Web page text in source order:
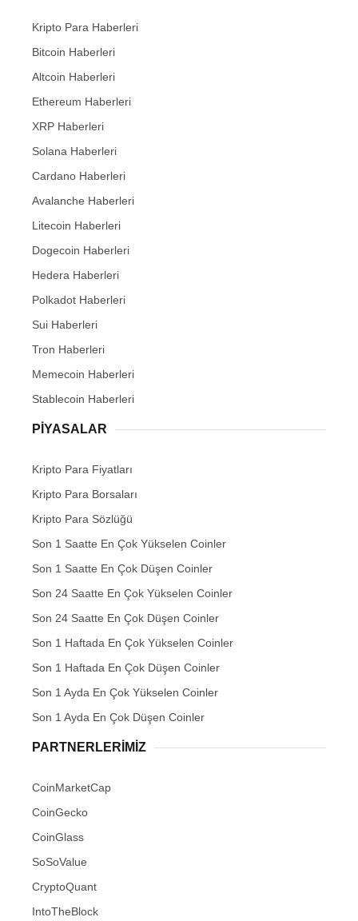
Kripto Para Haberleri
Bitcoin Haberleri
Altcoin Haberleri
Ethereum Haberleri
XRP Haberleri
Solana Haberleri
Cardano Haberleri
Avalanche Haberleri
Litecoin Haberleri
Dogecoin Haberleri
Hedera Haberleri
Polkadot Haberleri
Sui Haberleri
Tron Haberleri
Memecoin Haberleri
Stablecoin Haberleri
PIYASALAR
Kripto Para Fiyatları
Kripto Para Borsaları
Kripto Para Sözlüğü
Son 1 Saatte En Çok Yükselen Coinler
Son 1 Saatte En Çok Düşen Coinler
Son 24 Saatte En Çok Yükselen Coinler
Son 24 Saatte En Çok Düşen Coinler
Son 1 Haftada En Çok Yükselen Coinler
Son 1 Haftada En Çok Düşen Coinler
Son 1 Ayda En Çok Yükselen Coinler
Son 1 Ayda En Çok Düşen Coinler
PARTNERLERIMIZ
CoinMarketCap
CoinGecko
CoinGlass
SoSoValue
CryptoQuant
IntoTheBlock